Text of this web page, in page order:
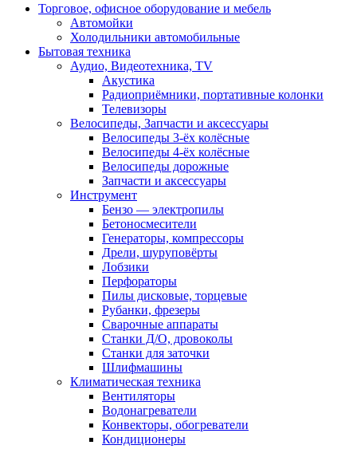
Торговое, офисное оборудование и мебель
Автомойки
Холодильники автомобильные
Бытовая техника
Аудио, Видеотехника, TV
Акустика
Радиоприёмники, портативные колонки
Телевизоры
Велосипеды, Запчасти и аксессуары
Велосипеды 3-ёх колёсные
Велосипеды 4-ёх колёсные
Велосипеды дорожные
Запчасти и аксессуары
Инструмент
Бензо — электропилы
Бетоносмесители
Генераторы, компрессоры
Дрели, шуруповёрты
Лобзики
Перфораторы
Пилы дисковые, торцевые
Рубанки, фрезеры
Сварочные аппараты
Станки Д/О, дровоколы
Станки для заточки
Шлифмашины
Климатическая техника
Вентиляторы
Водонагреватели
Конвекторы, обогреватели
Кондиционеры